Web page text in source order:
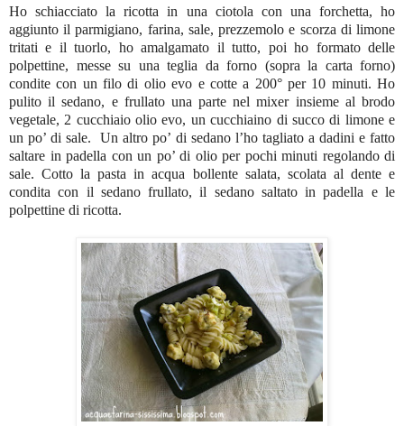
Ho schiacciato la ricotta in una ciotola con una forchetta, ho
aggiunto il parmigiano, farina, sale, prezzemolo e scorza di limone
tritati e il tuorlo, ho amalgamato il tutto, poi ho formato delle
polpettine, messe su una teglia da forno (sopra la carta forno)
condite con un filo di olio evo e cotte a 200° per 10 minuti. Ho
pulito il sedano, e frullato una parte nel mixer insieme al brodo
vegetale, 2 cucchiaio olio evo, un cucchiaino di succo di limone e
un po’ di sale. Un altro po’ di sedano l’ho tagliato a dadini e fatto
saltare in padella con un po’ di olio per pochi minuti regolando di
sale. Cotto la pasta in acqua bollente salata, scolata al dente e
condita con il sedano frullato, il sedano saltato in padella e le
polpettine di ricotta.